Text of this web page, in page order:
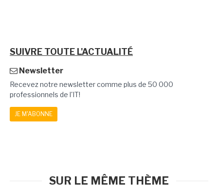
SUIVRE TOUTE L'ACTUALITÉ
Newsletter
Recevez notre newsletter comme plus de 50 000
professionnels de l'IT!
JE M'ABONNE
SUR LE MÊME THÈME